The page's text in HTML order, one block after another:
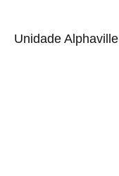
Unidade Alphaville